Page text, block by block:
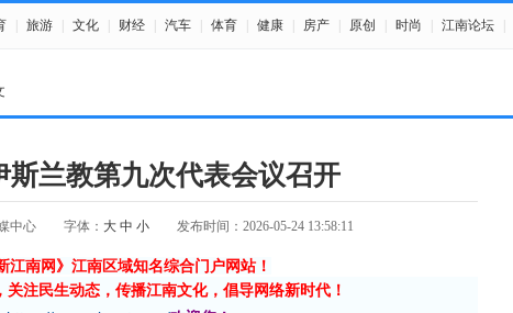
旅游 文化 财经 汽车 体育 健康 房产 原创 时尚 江南论坛
斯兰教第九次代表会议召开
中心 字体： 大 中 小 发布时间：2026-05-24 13:58:11
江南网》江南区域知名综合门户网站！
关注民生动态，传播江南文化，倡导网络新时代！